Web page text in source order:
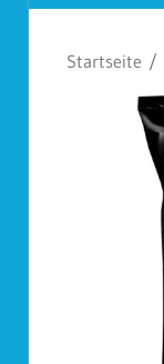
Koplescht
Startseite /